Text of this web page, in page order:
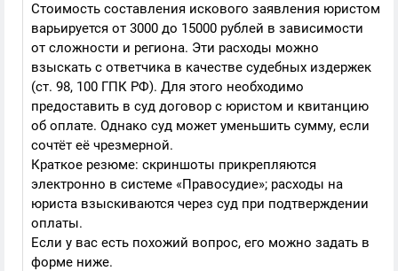
Стоимость составления искового заявления юристом
варьируется от 3000 до 15000 рублей в зависимости
от сложности и региона. Эти расходы можно
взыскать с ответчика в качестве судебных издержек
(ст. 98, 100 ГПК РФ). Для этого необходимо
предоставить в суд договор с юристом и квитанцию
об оплате. Однако суд может уменьшить сумму, если
сочтёт её чрезмерной.
Краткое резюме: скриншоты прикрепляются
электронно в системе «Правосудие»; расходы на
юриста взыскиваются через суд при подтверждении
оплаты.
Если у вас есть похожий вопрос, его можно задать в
форме ниже.